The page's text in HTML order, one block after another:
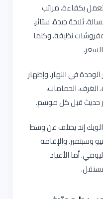
بكفاءة، مراتب
ثلاجة جيدة، ستائر،
نظيفة. وكلما
.
في النهار، وإظهار
الغرف، الحمامات،
حديث قبل كل موسم.
إند يختلف عن وسط
وسبتمبر. والإقامة
أما الأعياد
.